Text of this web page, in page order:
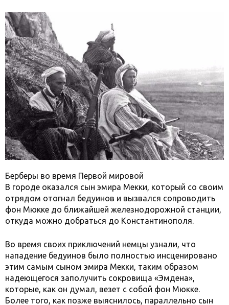
Берберы во время Первой мировой
В городе оказался сын эмира Мекки, который со своим
отрядом отогнал бедуинов и вызвался сопроводить
фон Мюкке до ближайшей железнодорожной станции,
откуда можно добраться до Константинополя.
Во время своих приключений немцы узнали, что
нападение бедуинов было полностью инсценировано
этим самым сыном эмира Мекки, таким образом
надеющегося заполучить сокровища «Эмдена»,
которые, как он думал, везет с собой фон Мюкке.
Более того, как позже выяснилось, параллельно сын